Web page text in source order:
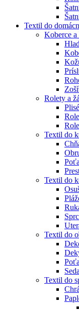
Textil do
Koberce
Rolety a
Plisé
Textil do
Textil do
Textil do
Textil do